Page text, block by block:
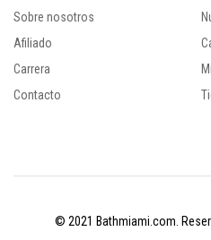
Sobre nosotros
Afiliado
Carrera
Contacto
© 2021 Bathmiami.com.